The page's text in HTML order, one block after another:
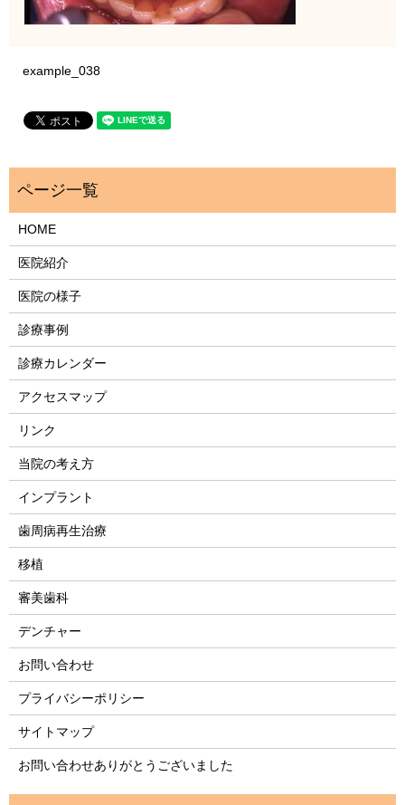
example_038
HOME
医院紹介
医院の様子
診療事例
診療カレンダー
アクセスマップ
リンク
当院の考え方
インプラント
歯周病再生治療
移植
審美歯科
デンチャー
お問い合わせ
プライバシーポリシー
サイトマップ
お問い合わせありがとうございました